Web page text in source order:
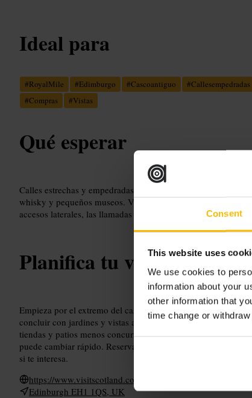
Consent
This website uses
We use cookies to
information about your
other information that
time change or
Ideal para
#RoyalMile #Edimburgo #Cascoantiguo #Callesempedradas
#Compras #Vistas
Qué esperar
Calles estrechas y empedradas, fachadas de piedra y una
whisky y pequeños museos. Verás artistas callejeros y
accesos laterales, las llamadas closes, invitan a explorar
Planifica tu visita
Empieza por el extremo del castillo si quieres vistas desde
concluir con jardines y vistas al Parlamento. Camina
tiendas y patios menos concurridos. Lleva calzado cómodo
puede cambiar rápido. Reserva algo de tiempo para una
si te interesa.
https://www.visitscotland.com/info/towns-villages/royal-
Edinburgh EH1 1QS, UK